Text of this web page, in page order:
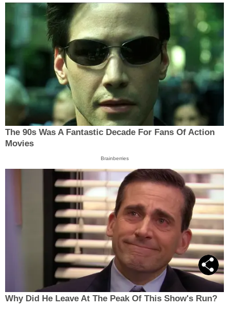
The 90s Was A Fantastic Decade For Fans Of Action
Movies
Brainberries
Why Did He Leave At The Peak Of This Show's Run?